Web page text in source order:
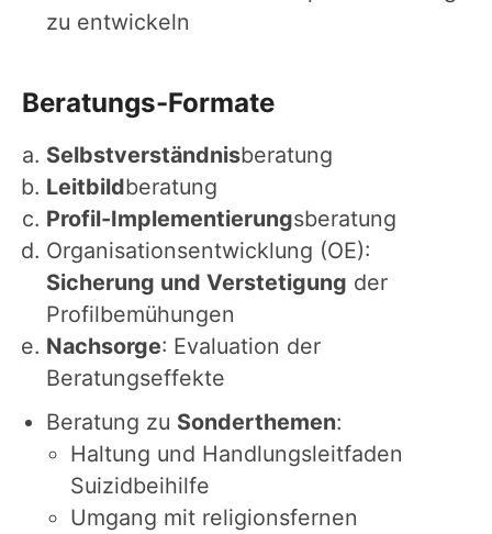
zu entwickeln
Beratungs-Formate
Selbstverständnisberatung
Leitbildberatung
Profil-Implementierungsberatung
Organisationsentwicklung (OE):
Sicherung und Verstetigung der
Profilbemühungen
Nachsorge: Evaluation der
Beratungseffekte
Beratung zu Sonderthemen:
Haltung und Handlungsleitfaden
Suizidbeihilfe
Umgang mit religionsfernen